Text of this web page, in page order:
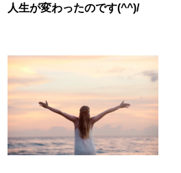
人生が変わったのです(^^)/